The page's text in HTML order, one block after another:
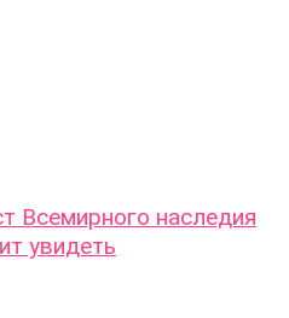
Всемирного наследия
увидеть